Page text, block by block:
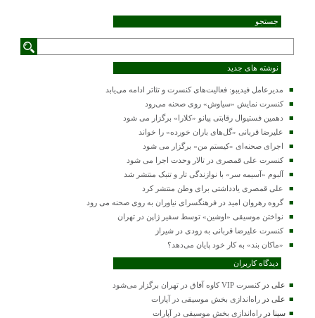
جستجو
نوشته های جدید
مدیرعامل فیدیبو: فعالیت‌های کنسرت و تئاتر ادامه می‌یابد
کنسرت‌ نمایش «سیاوش» روی صحنه می‌رود
دهمین فستیوال رقابتی پیانو «کلارا» برگزار می شود
علیرضا قربانی «گل‌های باران خورده» را خواند
اجرای صحنه‌ای «کیستم من» برگزار می شود
کنسرت علی قمصری در تالار وحدت اجرا می شود
آلبوم «آسیمه سر» با نوازندگی تار و تنبک منتشر شد
علی قمصری یادداشتی برای وطن منتشر کرد
گروه رهروان امید در فرهنگسرای نیاوران به روی صحنه می رود
نواختن موسیقی «اوشین» توسط سفیر ژاپن در تهران
کنسرت علیرضا قربانی به زودی در شیراز
«ماکان بند» به کار خود پایان می‌دهد؟
دیدگاه کاربران
علی درکنسرت VIP کاوه آفاق در تهران برگزار می‌شود
علی در راه‌اندازی بخش موسیقی در آپارات
سینا در راه‌اندازی بخش موسیقی در آپارات